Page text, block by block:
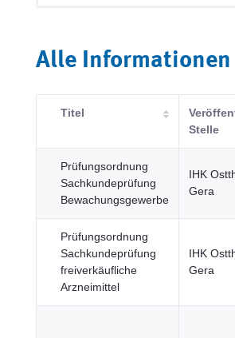
Alle Informationen
Titel
Stelle
Prüfungsordnung
Sachkundeprüfung
Bewachungsgewerbe
IHK
Gera
Prüfungsordnung
Sachkundeprüfung
freiverkäufliche
Arzneimittel
IHK
Gera